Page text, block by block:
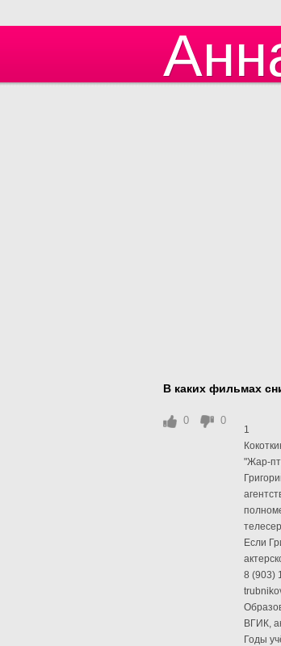
В каких фильмах
1
"Жар-
Если
8 (903)
ВГИК,
Годы
0 0